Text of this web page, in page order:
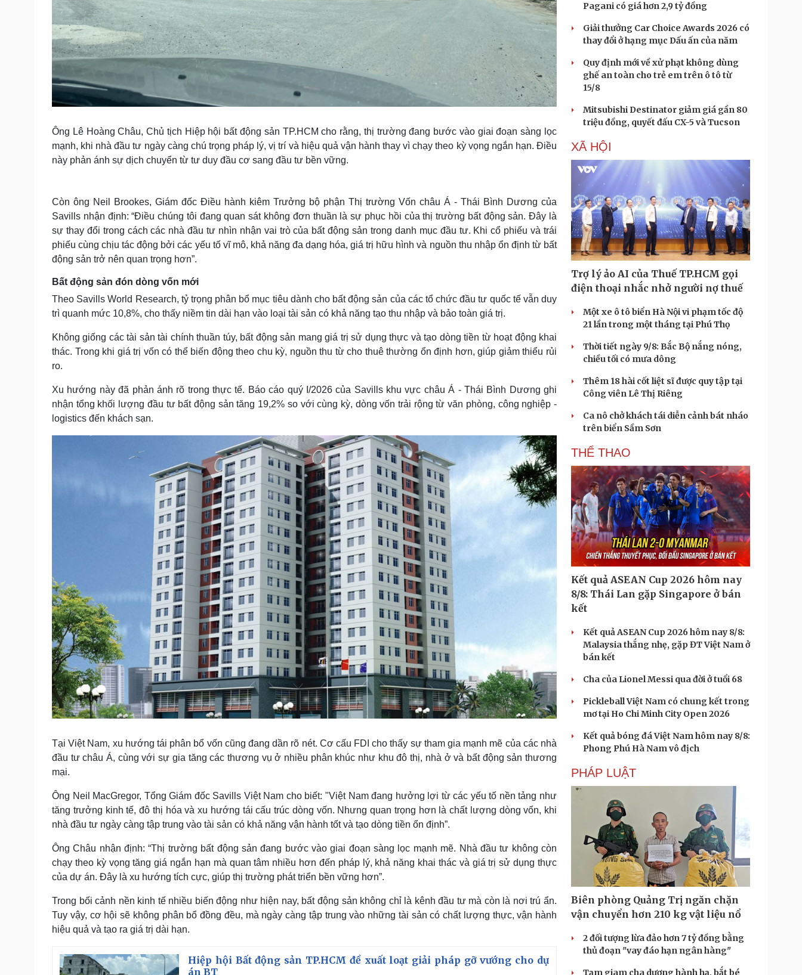
Ông Lê Hoàng Châu, Chủ tịch Hiệp hội bất động sản TP.HCM cho rằng, thị trường đang bước vào giai đoạn sàng lọc
mạnh, khi nhà đầu tư ngày càng chú trọng pháp lý, vị trí và hiệu quả vận hành thay vì chạy theo kỳ vọng ngắn hạn. Điều
này phản ánh sự dịch chuyển từ tư duy đầu cơ sang đầu tư bền vững.
Còn ông Neil Brookes, Giám đốc Điều hành kiêm Trưởng bộ phận Thị trường Vốn châu Á - Thái Bình Dương của
Savills nhận định: “Điều chúng tôi đang quan sát không đơn thuần là sự phục hồi của thị trường bất động sản. Đây là
sự thay đổi trong cách các nhà đầu tư nhìn nhận vai trò của bất động sản trong danh mục đầu tư. Khi cổ phiếu và trái
phiếu cùng chịu tác động bởi các yếu tố vĩ mô, khả năng đa dạng hóa, giá trị hữu hình và nguồn thu nhập ổn định từ bất
động sản trở nên quan trọng hơn”.
Bất động sản đón dòng vốn mới
Theo Savills World Research, tỷ trọng phân bổ mục tiêu dành cho bất động sản của các tổ chức đầu tư quốc tế vẫn duy
trì quanh mức 10,8%, cho thấy niềm tin dài hạn vào loại tài sản có khả năng tạo thu nhập và bảo toàn giá trị.
Không giống các tài sản tài chính thuần túy, bất động sản mang giá trị sử dụng thực và tạo dòng tiền từ hoạt động khai
thác. Trong khi giá trị vốn có thể biến động theo chu kỳ, nguồn thu từ cho thuê thường ổn định hơn, giúp giảm thiểu rủi
ro.
Xu hướng này đã phản ánh rõ trong thực tế. Báo cáo quý I/2026 của Savills khu vực châu Á - Thái Bình Dương ghi
nhận tổng khối lượng đầu tư bất động sản tăng 19,2% so với cùng kỳ, dòng vốn trải rộng từ văn phòng, công nghiệp -
logistics đến khách sạn.
Tại Việt Nam, xu hướng tái phân bổ vốn cũng đang dần rõ nét. Cơ cấu FDI cho thấy sự tham gia mạnh mẽ của các nhà
đầu tư châu Á, cùng với sự gia tăng các thương vụ ở nhiều phân khúc như khu đô thị, nhà ở và bất động sản thương
mại.
Ông Neil MacGregor, Tổng Giám đốc Savills Việt Nam cho biết: "Việt Nam đang hưởng lợi từ các yếu tố nền tảng như
tăng trưởng kinh tế, đô thị hóa và xu hướng tái cấu trúc dòng vốn. Nhưng quan trọng hơn là chất lượng dòng vốn, khi
nhà đầu tư ngày càng tập trung vào tài sản có khả năng vận hành tốt và tạo dòng tiền ổn định”.
Ông Châu nhận định: “Thị trường bất động sản đang bước vào giai đoạn sàng lọc mạnh mẽ. Nhà đầu tư không còn
chạy theo kỳ vọng tăng giá ngắn hạn mà quan tâm nhiều hơn đến pháp lý, khả năng khai thác và giá trị sử dụng thực
của dự án. Đây là xu hướng tích cực, giúp thị trường phát triển bền vững hơn”.
Trong bối cảnh nền kinh tế nhiều biến động như hiện nay, bất động sản không chỉ là kênh đầu tư mà còn là nơi trú ẩn.
Tuy vậy, cơ hội sẽ không phân bổ đồng đều, mà ngày càng tập trung vào những tài sản có chất lượng thực, vận hành
hiệu quả và tạo ra giá trị dài hạn.
Hiệp hội Bất động sản TP.HCM đề xuất loạt giải pháp gỡ vướng cho dự
án BT
Pagani có giá hơn 2,9 tỷ đồng
Giải thưởng Car Choice Awards 2026 có
thay đổi ở hạng mục Dấu ấn của năm
Quy định mới về xử phạt không dùng
ghế an toàn cho trẻ em trên ô tô từ
15/8
Mitsubishi Destinator giảm giá gần 80
triệu đồng, quyết đấu CX-5 và Tucson
XÃ HỘI
Trợ lý ảo AI của Thuế TP.HCM gọi
điện thoại nhắc nhở người nợ thuế
Một xe ô tô biển Hà Nội vi phạm tốc độ
21 lần trong một tháng tại Phú Thọ
Thời tiết ngày 9/8: Bắc Bộ nắng nóng,
chiều tối có mưa dông
Thêm 18 hài cốt liệt sĩ được quy tập tại
Công viên Lê Thị Riêng
Ca nô chở khách tái diễn cảnh bát nháo
trên biển Sầm Sơn
THỂ THAO
Kết quả ASEAN Cup 2026 hôm nay
8/8: Thái Lan gặp Singapore ở bán
kết
Kết quả ASEAN Cup 2026 hôm nay 8/8:
Malaysia thắng nhẹ, gặp ĐT Việt Nam ở
bán kết
Cha của Lionel Messi qua đời ở tuổi 68
Pickleball Việt Nam có chung kết trong
mơ tại Ho Chi Minh City Open 2026
Kết quả bóng đá Việt Nam hôm nay 8/8:
Phong Phú Hà Nam vô địch
PHÁP LUẬT
Biên phòng Quảng Trị ngăn chặn
vận chuyển hơn 210 kg vật liệu nổ
2 đối tượng lừa đảo hơn 7 tỷ đồng bằng
thủ đoạn "vay đáo hạn ngân hàng"
Tạm giam cha dượng hành hạ, bắt bé